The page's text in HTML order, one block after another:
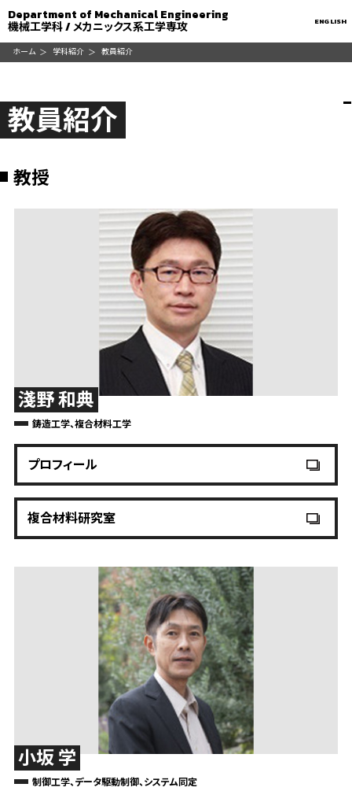
Department of Mechanical Engineering
機械工学科 / メカニックス系工学専攻 ENGLISH
教員紹介
教授
淺野 和典
鋳造工学、複合材料工学
プロフィール
複合材料研究室
小坂 学
制御工学、データ駆動制御、システム同定
ホーム 学科紹介 教員紹介